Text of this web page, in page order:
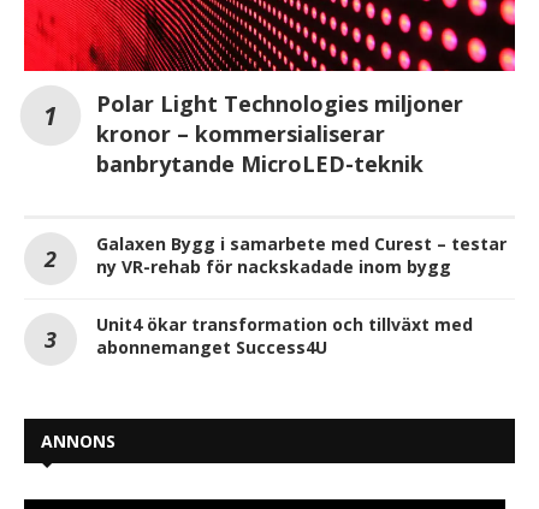
Polar Light Technologies miljoner
kronor – kommersialiserar
banbrytande MicroLED-teknik
Galaxen Bygg i samarbete med Curest – testar
ny VR-rehab för nackskadade inom bygg
Unit4 ökar transformation och tillväxt med
abonnemanget Success4U
ANNONS